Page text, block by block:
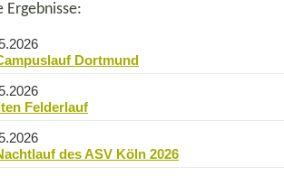
Ergebnisse:
Dortmund
Felderlauf
des ASV Köln 2026